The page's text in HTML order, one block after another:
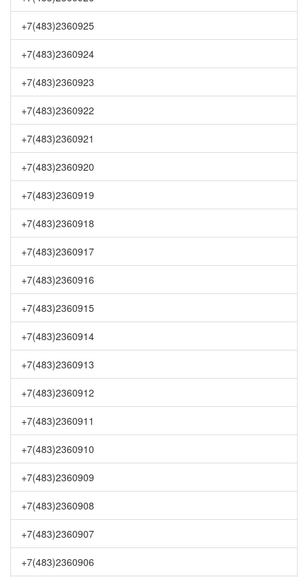
+7(483)2360925
+7(483)2360924
+7(483)2360923
+7(483)2360922
+7(483)2360921
+7(483)2360920
+7(483)2360919
+7(483)2360918
+7(483)2360917
+7(483)2360916
+7(483)2360915
+7(483)2360914
+7(483)2360913
+7(483)2360912
+7(483)2360911
+7(483)2360910
+7(483)2360909
+7(483)2360908
+7(483)2360907
+7(483)2360906